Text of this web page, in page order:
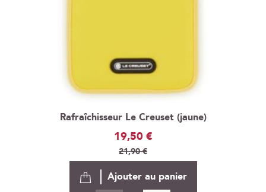
Rafraîchisseur Le Creuset (jaune)
Prix
Spécial
19,50 €
21,90 €
Ajouter au panier